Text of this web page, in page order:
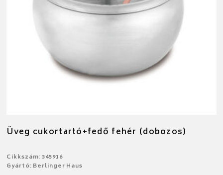
Üveg cukortartó+fedő fehér (dobozos)
Cikkszám: 345916
Gyártó: Berlinger Haus